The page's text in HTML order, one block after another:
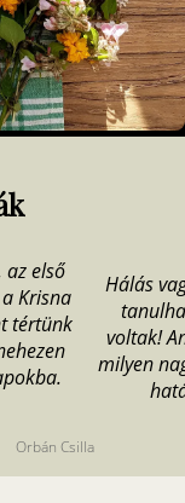
az első
Krisna
tértünk
Orbán Csilla
Hálás
voltak!
milyen